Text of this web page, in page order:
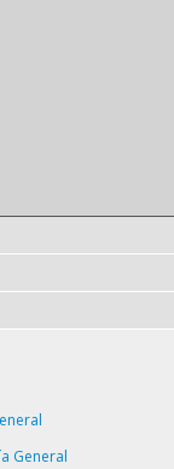
General